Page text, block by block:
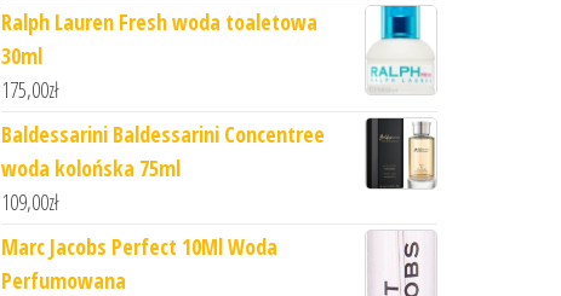
Ralph Lauren Fresh woda toaletowa
30ml
175,00zł
Baldessarini Baldessarini Concentree
woda kolońska 75ml
109,00zł
Marc Jacobs Perfect 10Ml Woda
Perfumowana